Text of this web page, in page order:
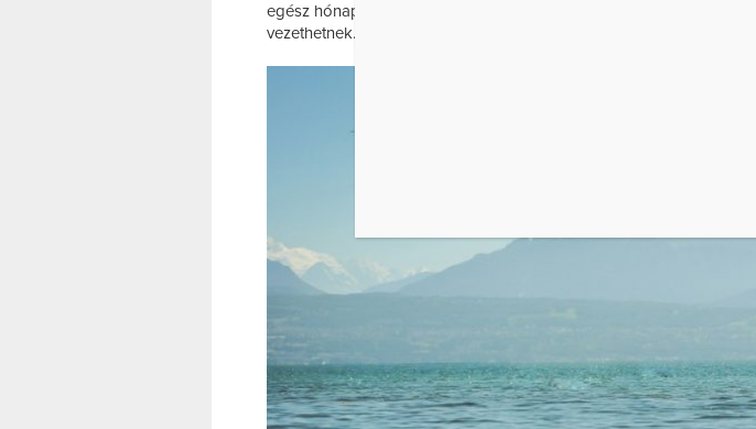
egész hónap nehéz lesz: a kezdeti kihívások sokszor fontos
vezethetnek.